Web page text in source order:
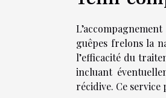
guêpes frelons la
l’efficacité du
incluant
récidive. Ce